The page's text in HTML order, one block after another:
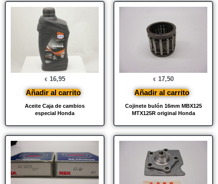
Aceite Caja de cambios
especial Honda
€ 16,95
Añadir al carrito
Cojinete bulón 16mm MBX125
MTX125R original Honda
€ 17,50
Añadir al carrito